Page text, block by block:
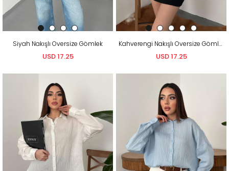
Siyah Nakışlı Oversize Gömlek
USD 17.25
Kahverengi Nakışlı Oversize Gömlek
USD 17.25